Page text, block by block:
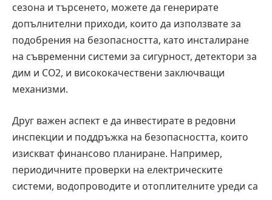
сезона и търсенето, можете да генерирате
допълнителни приходи, които да използвате за
подобрения на безопасността, като инсталиране
на съвременни системи за сигурност, детектори за
дим и CO2, и висококачествени заключващи
механизми.
Друг важен аспект е да инвестирате в редовни
инспекции и поддръжка на безопасността, които
изискват финансово планиране. Например,
периодичните проверки на електрическите
системи, водопроводите и отоплителните уреди са